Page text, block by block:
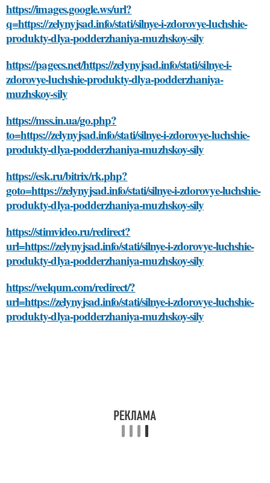
https://images.google.ws/url?
q=https://zelynyjsad.info/stati/silnye-i-zdorovye-luchshie-
produkty-dlya-podderzhaniya-muzhskoy-sily
https://pagecs.net/https://zelynyjsad.info/stati/silnye-i-
zdorovye-luchshie-produkty-dlya-podderzhaniya-
muzhskoy-sily
https://mss.in.ua/go.php?
to=https://zelynyjsad.info/stati/silnye-i-zdorovye-luchshie-
produkty-dlya-podderzhaniya-muzhskoy-sily
https://esk.ru/bitrix/rk.php?
goto=https://zelynyjsad.info/stati/silnye-i-zdorovye-luchshie-
produkty-dlya-podderzhaniya-muzhskoy-sily
https://stimvideo.ru/redirect?
url=https://zelynyjsad.info/stati/silnye-i-zdorovye-luchshie-
produkty-dlya-podderzhaniya-muzhskoy-sily
https://welqum.com/redirect/?
url=https://zelynyjsad.info/stati/silnye-i-zdorovye-luchshie-
produkty-dlya-podderzhaniya-muzhskoy-sily